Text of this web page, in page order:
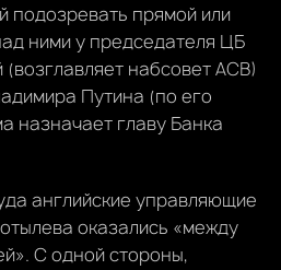
подозревать прямой или
ними у председателя ЦБ
набсовет АСВ)
Путина (по его
назначает главу Банка
английские управляющие
оказались «между
С одной стороны,